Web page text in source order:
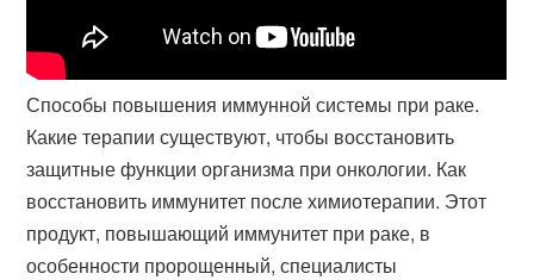
Способы повышения иммунной системы при раке.
Какие терапии существуют, чтобы восстановить
защитные функции организма при онкологии. Как
восстановить иммунитет после химиотерапии. Этот
продукт, повышающий иммунитет при раке, в
особенности пророщенный, специалисты